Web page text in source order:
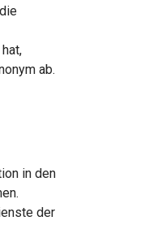
ab.
in den
der